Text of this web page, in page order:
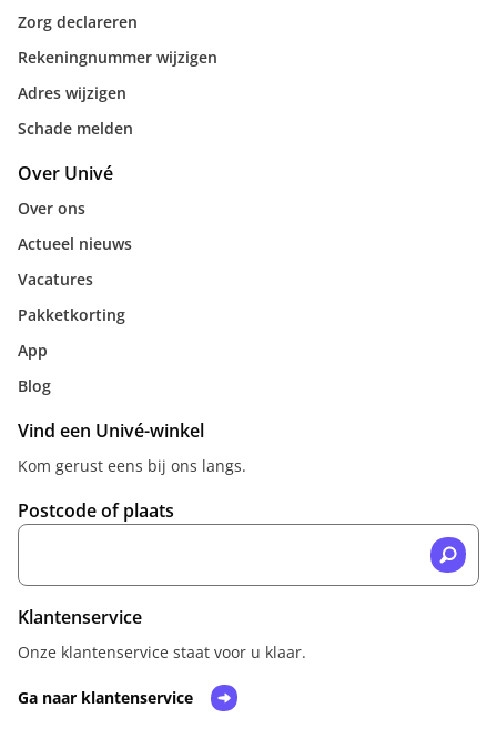
Zorg declareren
Rekeningnummer wijzigen
Adres wijzigen
Schade melden
Over Univé
Over ons
Actueel nieuws
Vacatures
Pakketkorting
App
Blog
Vind een Univé-winkel
Kom gerust eens bij ons langs.
Postcode of plaats
Klantenservice
Onze klantenservice staat voor u klaar.
Ga naar klantenservice